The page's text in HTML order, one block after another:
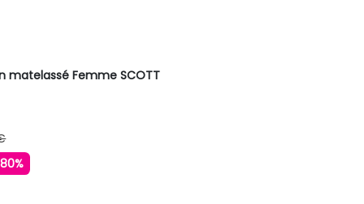
matelassé Femme SCOTT